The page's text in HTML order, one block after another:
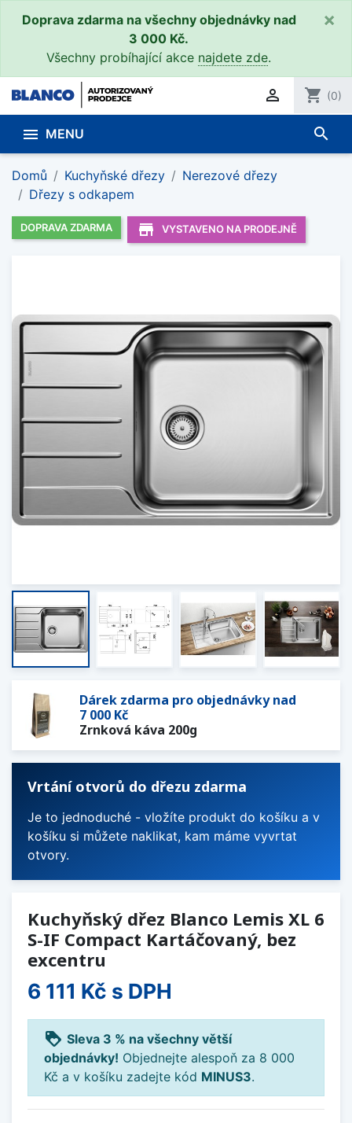
Doprava zdarma na všechny objednávky nad
3 000 Kč.
Všechny probíhající akce najdete zde.
×
 shopping_cart (0)
 MENU search
Domů Kuchyňské dřezy
Nerezové dřezy
Dřezy s odkapem
DOPRAVA ZDARMA store_mall_directory VYSTAVENO NA PRODEJNĚ
Dárek zdarma pro objednávky nad
7 000 Kč
Zrnková káva 200g
Vrtání otvorů do dřezu zdarma
Je to jednoduché - vložíte produkt do košíku a v
košíku si můžete naklikat, kam máme vyvrtat
otvory.
Kuchyňský dřez Blanco Lemis XL 6
S-IF Compact Kartáčovaný, bez
excentru
6 111 Kč s DPH
loyalty Sleva 3 % na všechny větší
objednávky! Objednejte alespoň za 8 000
Kč a v košíku zadejte kód MINUS3.